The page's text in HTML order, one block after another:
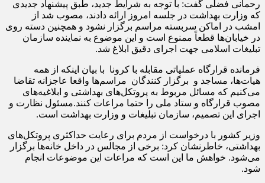
رحمانی فضلی گفت: با توجه به شرایط جدید، طبق پیشنهاد جدیدی
که وزارت بهداشت در جلسه امروز ارائه دادند، مصوب شد از
امشب در اماکن سربسته مراسم برگزار نشود و همچنین دسته روی
در خیابان‌ها قطعاً ممنوع است و این موضوع به نماینده سازمان
تبلیغات اسلامی جهت اجرای دقیق ابلاغ شد.
فرمانده قرارگاه عملیاتی مقابله با کرونا با بیان اینکه از همه
هیات‌ها، مساجد و برگزار کنندگان مراسم‌ها واقعا عاجزانه تقاضا
می‌کنیم که مسائل مربوط به پروتکل‌های بهداشتی و ابلاغیه‌های
مصوب قرارگاه و ستاد ملی را حتما مراعات کنند.مسئول نظارت و
اجرای این تصمیم، سازمان تبلیغات و وزارت بهداشت است.
وزیر کشور با درخواست از مردم برای رعایت حداکثری پروتکل‌های
بهداشتی، خاطرنشان کرد: برخی از مجالس در داخل خانه‌ها برگزار
می‌شود. خواهش ما این است که مراعات این موضوعات انجام
شود.